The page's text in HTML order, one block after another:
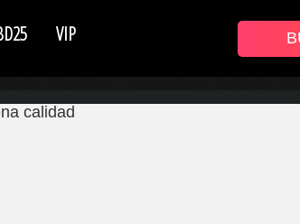
VIP
calidad